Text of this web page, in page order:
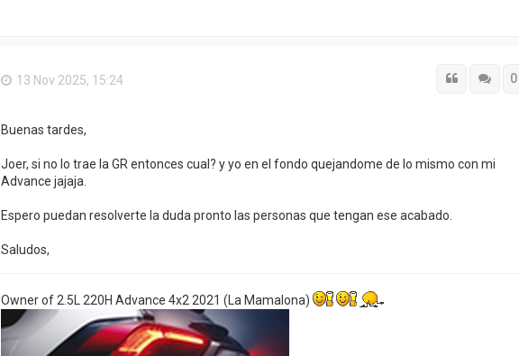
Citar 0
Citar
13 Nov 2025, 15:24
Buenas tardes,
Joer, si no lo trae la GR entonces cual? y yo en el fondo quejandome de lo mismo con mi
Advance jajaja.
Espero puedan resolverte la duda pronto las personas que tengan ese acabado.
Saludos,
Owner of 2.5L 220H Advance 4x2 2021 (La Mamalona)